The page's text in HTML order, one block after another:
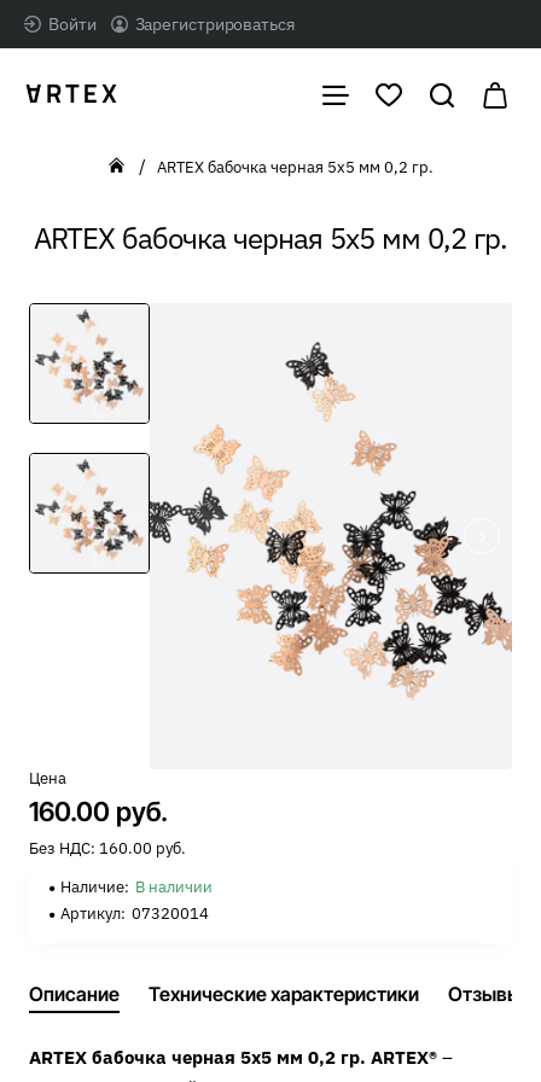
Войти Зарегистрироваться
ARTEX бабочка черная 5х5 мм 0,2 гр.
home
ARTEX бабочка черная 5х5 мм 0,2 гр.
Цена
160.00 руб.
Без НДС: 160.00 руб.
Наличие: В наличии
Артикул: 07320014
Описание Технические характеристики Отзывы
ARTEX бабочка черная 5х5 мм 0,2 гр. ARTEX® –